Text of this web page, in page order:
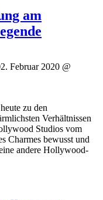
am
Februar 2020 @
zu den
Verhältnissen
Studios vom
Charmes bewusst und
andere Hollywood-